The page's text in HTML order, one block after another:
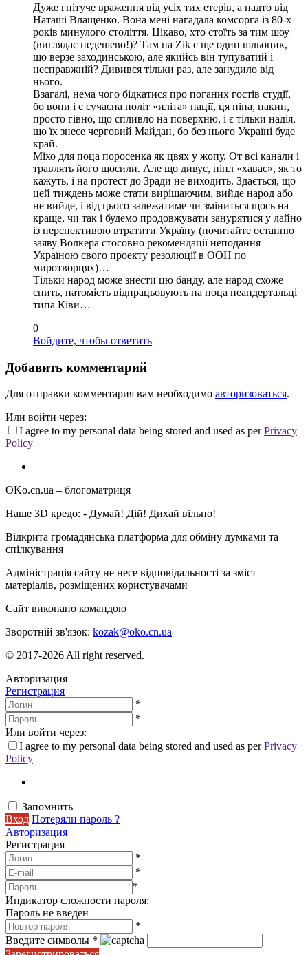
Дуже гнітуче враження від усіх тих етерів, а надто від
Наташі Влащенко. Вона мені нагадала комсорга із 80-х
років минулого століття. Цікаво, хто стоїть за тим шоу
(виглядає недешево!)? Там на Zik є ще один шльоцик,
що верзе заходинською, але якийсь він тупуватий і
несправжній? Дивився тільки раз, але занудило від
нього.
Взагалі, нема чого бідкатися про поганих гостів студії,
бо вони і є сучасна політ «иліта» нації, ця піна, накип,
просто гівно, що спливло на поверхню, і є тільки надія,
що їх знесе черговий Майдан, бо без нього Україні буде
край.
Міхо для поца поросенка як цвях у жопу. От всі канали і
травлять його щосили. Але що дивує, піпл «хаває», як то
кажуть, і на протест до Зради не виходить. Здається, що
цей тиждень може стати вирішаючим, вийде народ або
не вийде, і від цього залежатиме чи зміниться щось на
краще, чи так і будемо продовжувати занурятися у лайно
із перспективою втратити Україну (почитайте останню
заяву Волкера стосовно рекомендації неподання
Україною свого проекту резолюції в ООН по
миротворцях)…
Тільки народ може знести цю банду, але народ схоже
спить, натомість відпрацьовують на поца неандертальці
типа Ківи…
0
Войдите, чтобы ответить
Добавить комментарий
Для отправки комментария вам необходимо авторизоваться.
Или войти через:
I agree to my personal data being stored and used as perPrivacy
Policy
OKo.cn.ua – блогоматриця
Наше 3D кредо: - Думай! Дій! Дихай вільно!
Відкрита громадянська платформа для обміну думками та
спілкування
Адміністрація сайту не несе відповідальності за зміст
матеріалів, розміщених користувачами
Сайт виконано командою
Зворотній зв'язок: kozak@oko.cn.ua
© 2017-2026 All right reserved.
Авторизация
Регистрация
*
*
Или войти через:
I agree to my personal data being stored and used as perPrivacy
Policy
Запомнить
Вход Потеряли пароль ?
Авторизация
Регистрация
*
*
*
Индикатор сложности пароля:
Пароль не введен
*
Введите символы *